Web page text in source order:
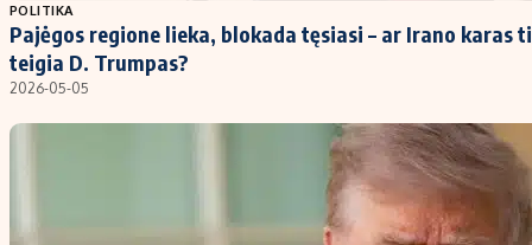
POLITIKA
Pajėgos regione lieka, blokada tęsiasi – ar Irano karas
teigia D. Trumpas?
2026-05-05